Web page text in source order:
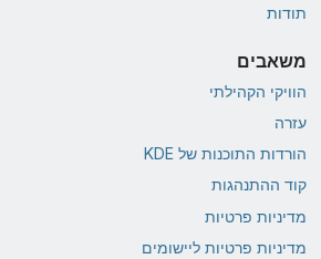
תודות
משאבים
הוויקי הקהילתי
עזרה
הורדות התוכנות של KDE
קוד ההתנהגות
מדיניות פרטיות
מדיניות פרטיות ליישומים